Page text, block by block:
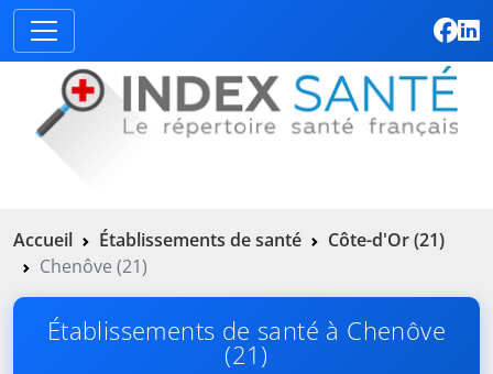
Accueil Établissements de santé
Côte-d'Or (21)
Chenôve (21)
Établissements de santé à Chenôve
(21)